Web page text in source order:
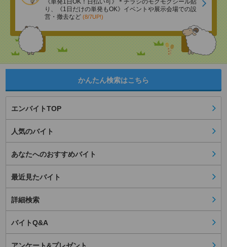
《単発1日OK！日払い可》＊チラシのモクモクシール貼
り、《1日だけの単発もOK》イベントや展示会場での設
営・撤去など (8/7UP!)
かんたん検索はこちら
エンバイトTOP
人気のバイト
あなたへのおすすめバイト
最近見たバイト
詳細検索
バイトQ&A